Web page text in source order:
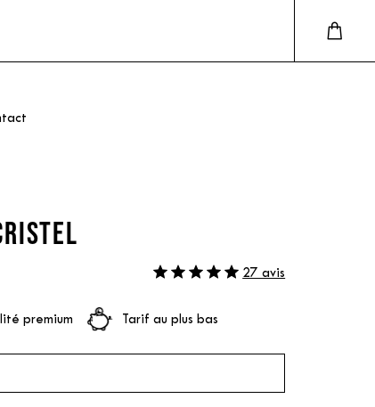
27 avis
premium Tarif au plus bas